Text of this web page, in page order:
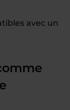
avec un